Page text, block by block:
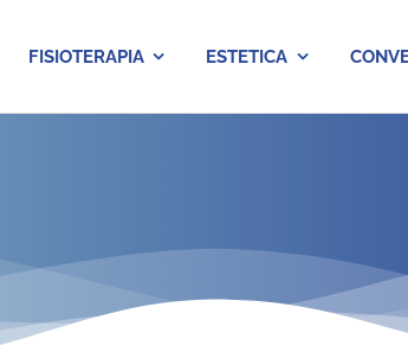
FISIOTERAPIA ESTETICA